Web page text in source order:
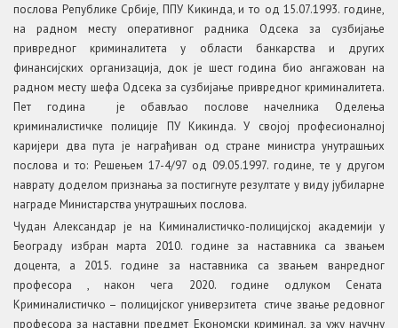
послова Републике Србије, ППУ Кикинда, и то од 15.07.1993. године,
на радном месту оперативног радника Одсека за сузбијање
привредног криминалитета у области банкарства и других
финансијских организација, док је шест година био ангажован на
радном месту шефа Одсека за сузбијање привредног криминалитета.
Пет година је обављао послове начелника Оделења
криминалистичке полиције ПУ Кикинда. У својој професионалној
каријери два пута је награђиван од стране министра унутрашњих
послова и то: Решењем 17-4/97 од 09.05.1997. године, те у другом
наврату доделом признања за постигнуте резултате у виду јубиларне
награде Министарства унутрашњих послова.
Чудан Александар је на Киминалистичко-полицијској академији у
Београду избран марта 2010. године за наставника са звањем
доцента, а 2015. године за наставника са звањем ванредног
професора , након чега 2020. године одлуком Сената
Криминалистичко – полицијског универзитета стиче звање редовног
професора за наставни предмет Економски криминал, за ужу научну